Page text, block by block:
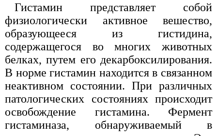
Гистамин представляет собой
физиологически активное вешество,
образующееся из гистидина,
содержащегося во многих животных
белках, путем его декарбоксилирования.
В норме гистамин находится в связанном
неактивном состоянии. При различных
патологических состояниях происходит
освобождение гистамина. Фермент
гистаминаза, обнаруживаемый в